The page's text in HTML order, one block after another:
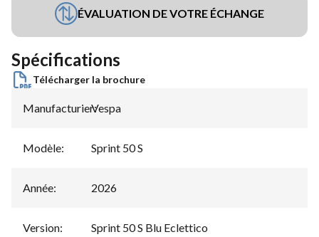
ÉVALUATION DE VOTRE ÉCHANGE
Spécifications
Télécharger la brochure
Manufacturier:
Vespa
Modèle: Sprint 50 S
Année: 2026
Version: Sprint 50 S Blu Eclettico